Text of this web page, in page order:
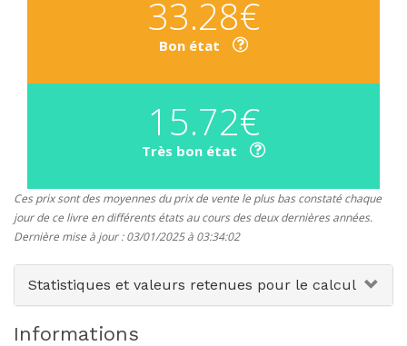
33.28€
Bon état
15.72€
Très bon état
Ces prix sont des moyennes du prix de vente le plus bas constaté chaque
jour de ce livre en différents états au cours des deux dernières années.
Dernière mise à jour : 03/01/2025 à 03:34:02
Statistiques et valeurs retenues pour le calcul
Informations